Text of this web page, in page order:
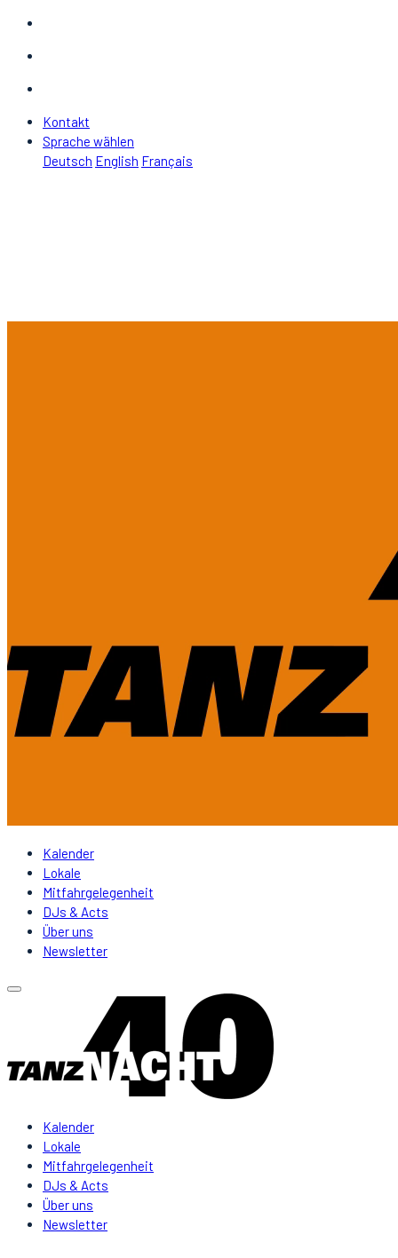
Kontakt
Sprache wählen
Deutsch English Français
Kalender
Lokale
Mitfahrgelegenheit
DJs & Acts
Über uns
Newsletter
Kalender
Lokale
Mitfahrgelegenheit
DJs & Acts
Über uns
Newsletter